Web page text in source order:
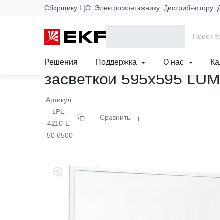
Сборщику ЩО Электромонтажнику Дистрибьютору
Решения Поддержка О нас
Главная
Панель светодиодная
засветкой 595x595
Артикул:
LPL-
4210-L-
50-6500
Сравнить